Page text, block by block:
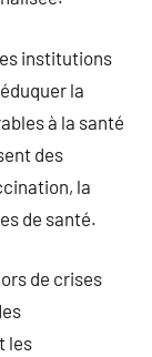
institutions
la
à la santé
des
la
de santé.
de crises
les